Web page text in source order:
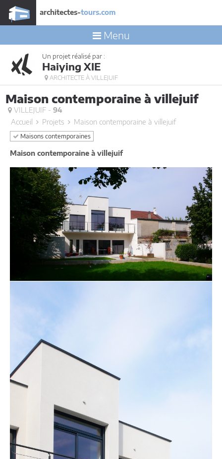
architectes-tours.com
Menu
Un projet réalisé par :
Haiying XIE
ARCHITECTE À VILLEJUIF
Maison contemporaine à villejuif
VILLEJUIF - 94
Accueil
Projets Maison contemporaine à villejuif
Maisons contemporaines
Maison contemporaine à villejuif